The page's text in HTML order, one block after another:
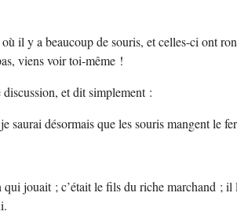
il y a beaucoup de souris, et celles-ci ont
viens voir toi-même !
discussion, et dit simplement :
saurai désormais que les souris mangent le
jouait ; c’était le fils du riche marchand ; il